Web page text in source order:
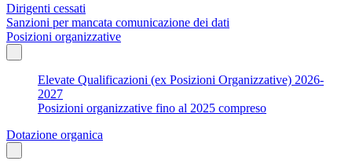
Dirigenti cessati
Sanzioni per mancata comunicazione dei dati
Posizioni organizzative
Elevate Qualificazioni (ex Posizioni Organizzative) 2026-
2027
Posizioni organizzative fino al 2025 compreso
Dotazione organica